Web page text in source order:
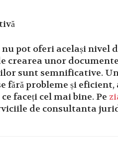
pot oferi același nivel
crearea unor
sunt semnificative.
fără probleme și
faceți cel mai bine. Pe
de consultanta